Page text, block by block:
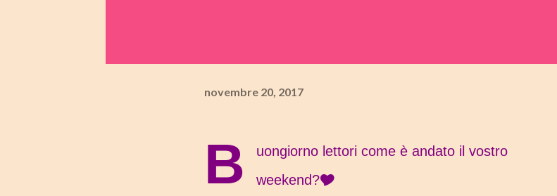
novembre 20, 2017
B
uongiorno lettori come è andato il vostro
weekend?🎔